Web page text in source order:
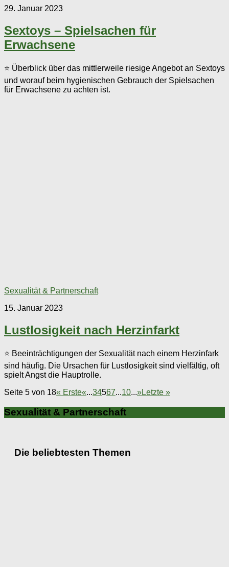
29. Januar 2023
Sextoys – Spielsachen für
Erwachsene
⭐ Überblick über das mittlerweile riesige Angebot an Sextoys
und worauf beim hygienischen Gebrauch der Spielsachen
für Erwachsene zu achten ist.
Sexualität & Partnerschaft
15. Januar 2023
Lustlosigkeit nach Herzinfarkt
⭐ Beeinträchtigungen der Sexualität nach einem Herzinfark
sind häufig. Die Ursachen für Lustlosigkeit sind vielfältig, oft
spielt Angst die Hauptrolle.
Seite 5 von 18« Erste«...34567...10...»Letzte »
Sexualität & Partnerschaft
Die beliebtesten Themen